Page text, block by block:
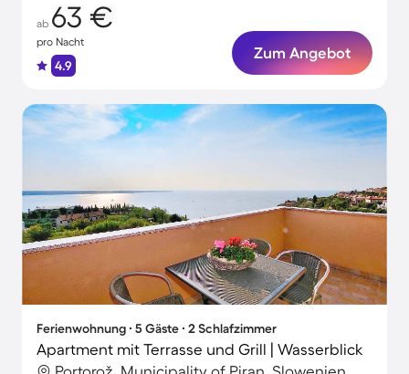
ab 63 €
pro Nacht
4.9
Zum Angebot
Ferienwohnung ∙ 5 Gäste ∙ 2 Schlafzimmer
Apartment mit Terrasse und Grill | Wasserblick